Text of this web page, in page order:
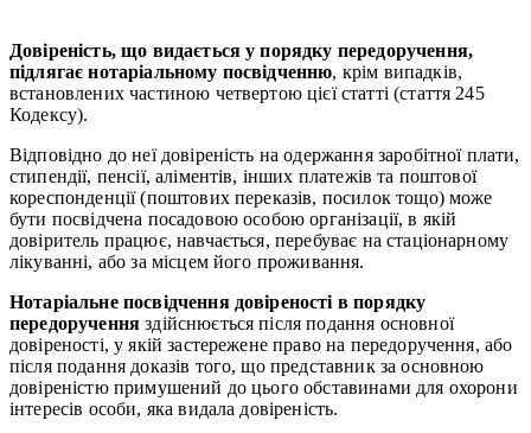
Довіреність, що видається у порядку передоручення,
підлягає нотаріальному посвідченню, крім випадків,
встановлених частиною четвертою цієї статті (стаття 245
Кодексу).
Відповідно до неї довіреність на одержання заробітної плати,
стипендії, пенсії, аліментів, інших платежів та поштової
кореспонденції (поштових переказів, посилок тощо) може
бути посвідчена посадовою особою організації, в якій
довіритель працює, навчається, перебуває на стаціонарному
лікуванні, або за місцем його проживання.
Нотаріальне посвідчення довіреності в порядку
передорученняздійснюється після подання основної
довіреності, у якій застережене право на передоручення, або
після подання доказів того, що представник за основною
довіреністю примушений до цього обставинами для охорони
інтересів особи, яка видала довіреність.